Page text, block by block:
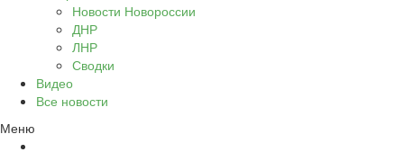
Новости Новороссии
ДНР
ЛНР
Сводки
Видео
Все новости
Меню